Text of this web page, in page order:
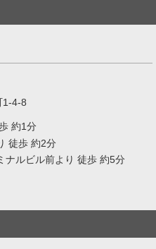
1-4-8
約1分
徒歩 約2分
ナルビル前より 徒歩 約5分